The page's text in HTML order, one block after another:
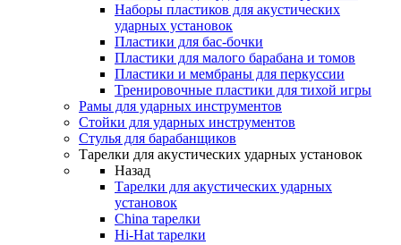
Наборы пластиков для акустических
ударных установок
Пластики для бас-бочки
Пластики для малого барабана и томов
Пластики и мембраны для перкуссии
Тренировочные пластики для тихой игры
Рамы для ударных инструментов
Стойки для ударных инструментов
Стулья для барабанщиков
Тарелки для акустических ударных установок
Назад
Тарелки для акустических ударных
установок
China тарелки
Hi-Hat тарелки